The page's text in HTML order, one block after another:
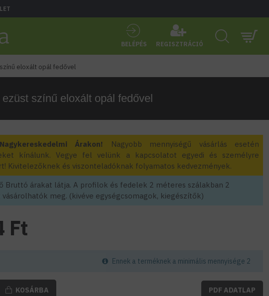
BELÉPÉS REGISZTRÁCIÓ
eloxált opál fedővel
színű eloxált opál fedővel
Árakon!
Nagyobb mennyiségű vásárlás esetén
kínálunk. Vegye fel velünk a kapcsolatot egyedi és személyre
Kivitelezőknek és viszonteladóknak folyamatos kedvezmények.
Bruttó árakat látja. A profilok és fedelek 2 méteres szálakban 2
meg. (kivéve egységcsomagok, kiegészítők)
Ft
KOSÁRBA PDF ADATLAP
Ennek a terméknek a minimális mennyisége 2